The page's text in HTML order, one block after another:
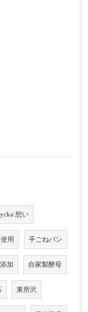
想い
用 手ごねパン
加 自家製酵母
東所沢